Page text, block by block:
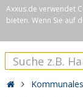
Axxus.de verwendet
bieten. Wenn Sie auf
Kommunales